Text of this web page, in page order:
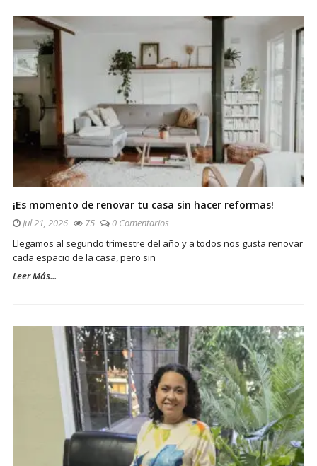
¡Es momento de renovar tu casa sin hacer reformas!
Jul 21, 2026 75
0 Comentarios
Llegamos al segundo trimestre del año y a todos nos gusta renovar
cada espacio de la casa, pero sin
Leer Más...